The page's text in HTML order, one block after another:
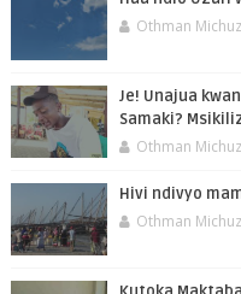
Othman
Je! Unajua
Samaki?
Othman
Hivi ndivyo
Othman